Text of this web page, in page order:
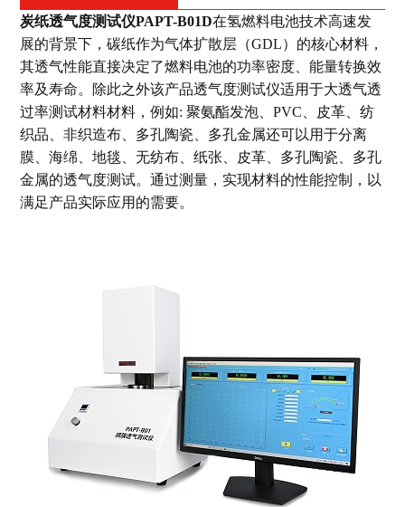
炭纸透气度测试仪PAPT-B01D在氢燃料电池技术高速发
展的背景下，碳纸作为气体扩散层（GDL）的核心材料，
其透气性能直接决定了燃料电池的功率密度、能量转换效
率及寿命。除此之外该产品透气度测试仪适用于大透气透
过率测试材料材料，例如: 聚氨酯发泡、PVC、皮革、纺
织品、非织造布、多孔陶瓷、多孔金属还可以用于分离
膜、海绵、地毯、无纺布、纸张、皮革、多孔陶瓷、多孔
金属的透气度测试。通过测量，实现材料的性能控制，以
满足产品实际应用的需要。